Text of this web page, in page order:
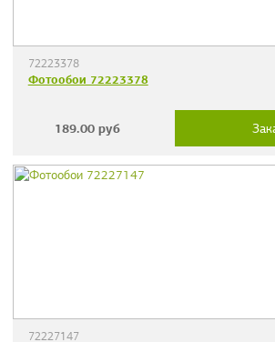
72223378
Фотообои 72223378
189.00 руб
72227147